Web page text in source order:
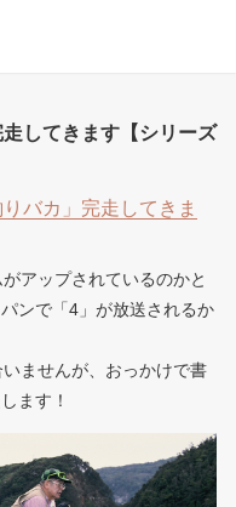
してきます【シリーズ
バカ」完走してきま
アップされているのかと
ンで「4」が放送されるか
ませんが、おっかけで書
ます！